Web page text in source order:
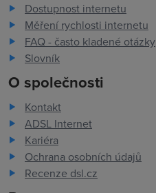
Dostupnost internetu
Měření rychlosti internetu
FAQ - často kladené otázky
Slovník
O společnosti
Kontakt
ADSL Internet
Kariéra
Ochrana osobních údajů
Recenze dsl.cz